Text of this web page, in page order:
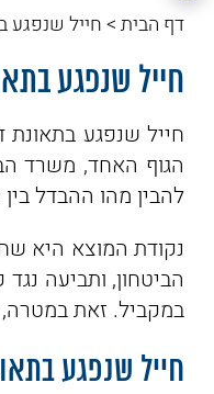
דף הבית>חייל שנפגע
חייל שנפגע
חייל שנפגע בתאונת
הגוף האחד, משרד
להבין מהו ההבדל
נקודת המוצא היא
במקביל. זאת
חייל שנפגע